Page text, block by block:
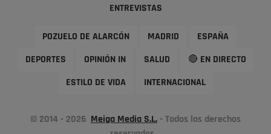
ENTREVISTAS
POZUELO DE ALARCÓN MADRID ESPAÑA
DEPORTES OPINIÓN IN SALUD 🔴 EN DIRECTO
ESTILO DE VIDA INTERNACIONAL
© 2014 - 2026 Meiga Media S.L. - Todos los derechos